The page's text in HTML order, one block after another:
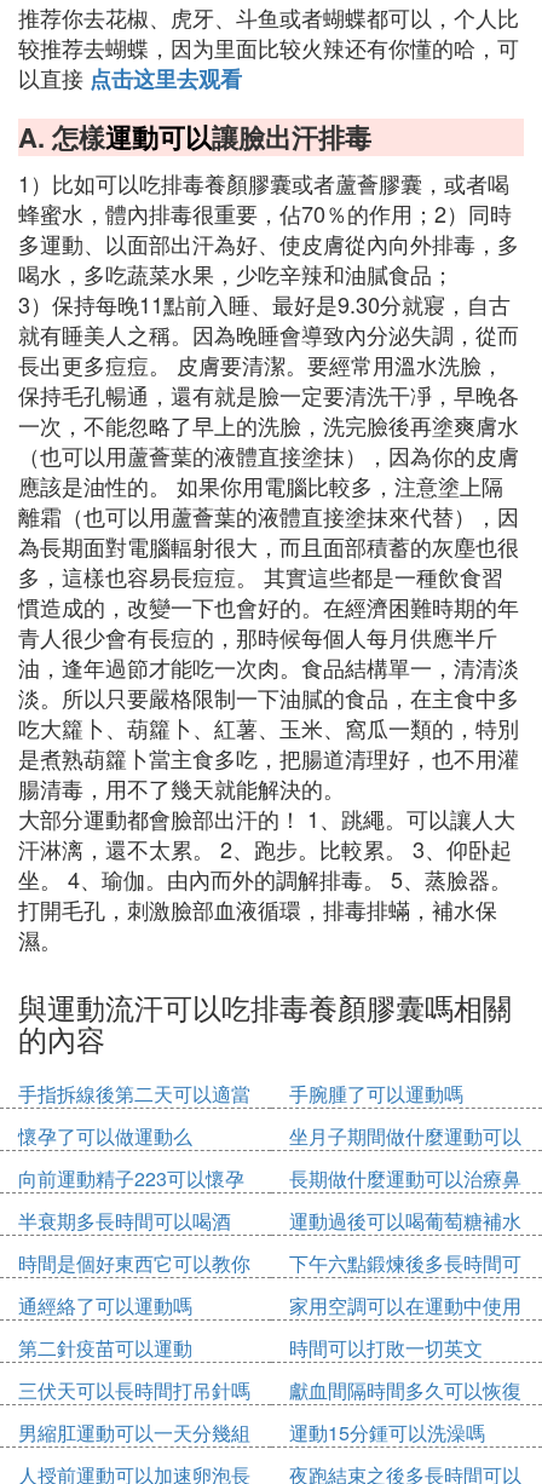
推荐你去花椒、虎牙、斗鱼或者蝴蝶都可以，个人比
较推荐去蝴蝶，因为里面比较火辣还有你懂的哈，可
以直接 点击这里去观看
A. 怎樣運動可以讓臉出汗排毒
1）比如可以吃排毒養顏膠囊或者蘆薈膠囊，或者喝
蜂蜜水，體內排毒很重要，佔70％的作用；2）同時
多運動、以面部出汗為好、使皮膚從內向外排毒，多
喝水，多吃蔬菜水果，少吃辛辣和油膩食品；
3）保持每晚11點前入睡、最好是9.30分就寢，自古
就有睡美人之稱。因為晚睡會導致內分泌失調，從而
長出更多痘痘。 皮膚要清潔。要經常用溫水洗臉，
保持毛孔暢通，還有就是臉一定要清洗干凈，早晚各
一次，不能忽略了早上的洗臉，洗完臉後再塗爽膚水
（也可以用蘆薈葉的液體直接塗抹），因為你的皮膚
應該是油性的。 如果你用電腦比較多，注意塗上隔
離霜（也可以用蘆薈葉的液體直接塗抹來代替），因
為長期面對電腦輻射很大，而且面部積蓄的灰塵也很
多，這樣也容易長痘痘。 其實這些都是一種飲食習
慣造成的，改變一下也會好的。在經濟困難時期的年
青人很少會有長痘的，那時候每個人每月供應半斤
油，逢年過節才能吃一次肉。食品結構單一，清清淡
淡。所以只要嚴格限制一下油膩的食品，在主食中多
吃大籮卜、葫籮卜、紅薯、玉米、窩瓜一類的，特別
是煮熟葫籮卜當主食多吃，把腸道清理好，也不用灌
腸清毒，用不了幾天就能解決的。
大部分運動都會臉部出汗的！ 1、跳繩。可以讓人大
汗淋漓，還不太累。 2、跑步。比較累。 3、仰卧起
坐。 4、瑜伽。由內而外的調解排毒。 5、蒸臉器。
打開毛孔，刺激臉部血液循環，排毒排蟎，補水保
濕。
與運動流汗可以吃排毒養顏膠囊嗎相關
的內容
手指拆線後第二天可以適當
運動嗎
手腕腫了可以運動嗎
懷孕了可以做運動么
坐月子期間做什麼運動可以
增高
向前運動精子223可以懷孕
嗎
長期做什麼運動可以治療鼻
炎
半衰期多長時間可以喝酒
運動過後可以喝葡萄糖補水
液
時間是個好東西它可以教你
忘記
下午六點鍛煉後多長時間可
以吃飯
通經絡了可以運動嗎
家用空調可以在運動中使用
嗎
第二針疫苗可以運動
時間可以打敗一切英文
三伏天可以長時間打吊針嗎
獻血間隔時間多久可以恢復
男縮肛運動可以一天分幾組
做嗎
運動15分鍾可以洗澡嗎
人授前運動可以加速卵泡長
夜跑結束之後多長時間可以